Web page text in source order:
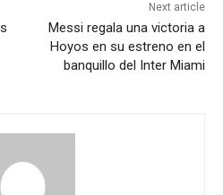
Next article
Messi regala una victoria a
Hoyos en su estreno en el
banquillo del Inter Miami